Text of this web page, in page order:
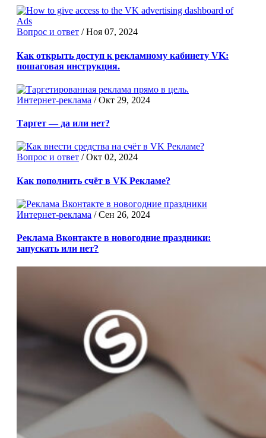
Вопрос и ответ /Ноя 07, 2024
Как открыть доступ к рекламному кабинету VK:
пошаговая инструкция.
Интернет-реклама /Окт 29, 2024
Таргет — да или нет?
Вопрос и ответ /Окт 02, 2024
Как пополнить счёт в VK Рекламе?
Интернет-реклама /Сен 26, 2024
Реклама Вконтакте в новогодние праздники:
запускать или нет?